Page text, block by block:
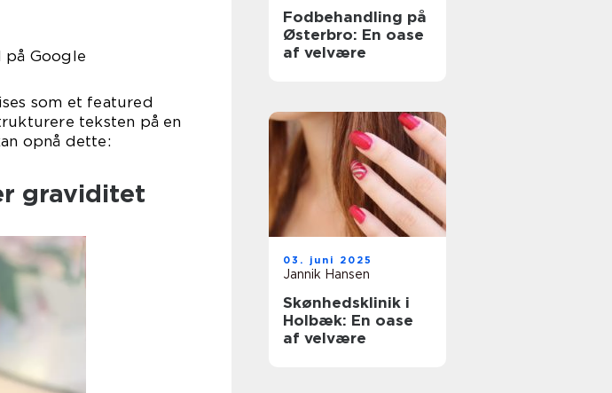
Google
som et featured
teksten på en
opnå dette:
graviditet
Fodbehandling på
Østerbro: En oase
af velvære
03. juni 2025
Jannik Hansen
Skønhedsklinik i
Holbæk: En oase
af velvære